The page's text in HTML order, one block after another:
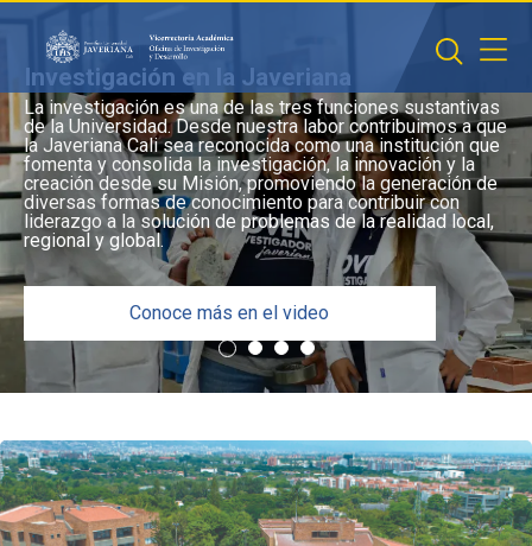
Investigación en la Javeriana
La investigación es una de las tres funciones sustantivas
de la Universidad. Desde nuestra labor contribuimos a que
la Javeriana Cali sea reconocida como una institución que
fomenta y consolida la investigación, la innovación y la
creación desde su Misión, promoviendo la generación de
diversas formas de conocimiento para contribuir con
liderazgo a la solución de problemas de la realidad local,
regional y global.
Conoce más en el video